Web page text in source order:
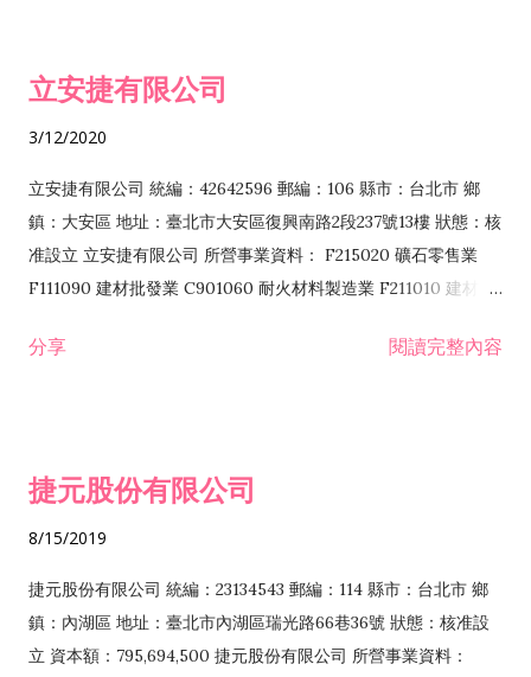
業 F401171 酒類輸入業
立安捷有限公司
3/12/2020
立安捷有限公司 統編：42642596 郵編：106 縣市：台北市 鄉
鎮：大安區 地址：臺北市大安區復興南路2段237號13樓 狀態：核
准設立 立安捷有限公司 所營事業資料： F215020 礦石零售業
F111090 建材批發業 C901060 耐火材料製造業 F211010 建材零
水泥製造業 C901050 水泥及混凝土製品製造業 C901040 預拌混
業 F106020 日常用品批發業 F108031 醫療器材批發業 F108040
F399040 無店面零售業 F399990 其他綜合零售業 F401010 國
際貿易業 ZZ99999 除許可業務外，得經營法令非禁止或限制之
業務
分享 閱讀完整內容
捷元股份有限公司
8/15/2019
捷元股份有限公司 統編：23134543 郵編：114 縣市：台北市 鄉
鎮：內湖區 地址：臺北市內湖區瑞光路66巷36號 狀態：核准設
立 資本額：795,694,500 捷元股份有限公司 所營事業資料：